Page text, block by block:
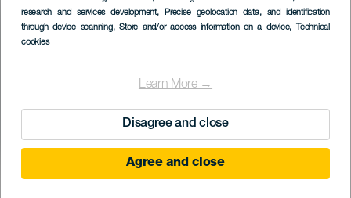
research and services development, Precise geolocation data, and identification
through device scanning, Store and/or access information on a device, Technical
cookies
Learn More →
Disagree and close
Agree and close
Listado